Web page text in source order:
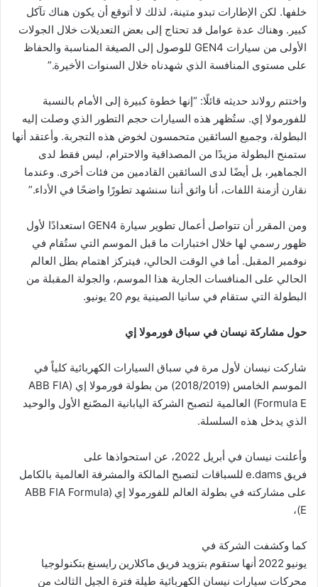
خلفها. لكن الإطارات تبدو متينة، لذلك لا أتوقع أن يكون هناك تآكل
كبير. وهناك عدة عوامل قد تحتاج إلى بعض التعديلات خلال الجولات
الأولى من سيارات GEN4 للوصول إلى الصيغة المناسبة والحفاظ
على مستوى المنافسة الذي شهدناه خلال السنوات الأخيرة.”
واختتم رولاند حديثه قائلًا: “إنها خطوة كبيرة إلى الأمام بالنسبة
للفورمولا إي. ستُظهر هذه السيارات حجم التطور الذي وصلت إليه
البطولة، وجميع السائقين متحمسون لخوض هذه التجربة. وأعتقد أنها
ستمنح البطولة مزيدًا من المصداقية والاحترام، ليس فقط لدى
الجماهير، بل أيضًا لدى السائقين القادمين من فئات أخرى. وعندما
نقارن أزمنة اللفات، أنا واثق أننا سنشهد تطورًا واضحًا في الأداء.”
ومن المقرر أن تتواصل أعمال تطوير سيارة GEN4 استعدادًا لأول
ظهور رسمي لها خلال اختبارات ما قبل الموسم التي ستُقام في
نوفمبر المقبل. أما في الوقت الحالي، فيتركز اهتمام بطل العالم
الحالي على المنافسات الجارية هذا الموسم، والجولة المقبلة من
البطولة التي ستقام في سانيا الصينية يوم 20 يونيو.
حول مشاركة نيسان في سباق فورمولا إي
شاركت نيسان لأول مرة في سباق السيارات الكهربائية كلياً في
الموسم الخامس (2018/2019) من بطولة فورمولا إي (ABB FIA
Formula E) العالمية لتصبح الشركة اليابانية المصّنع الأول والوحيد
الذي يدخل هذه السلسلة.
وأعلنت نيسان في أبريل 2022، عن استحواذها على
فريق e.dams للسباقات لتصبح المالكة والمشرفة العالمية بالكامل
على مشاركته في بطولة العالم للفورمولا إي (ABB FIA Formula
E)،
كما وكشفت الشركة في
يونيو 2022 أنها ستقوم بتزويد فريق ماكلارين رايسنغ بتكنولوجيا
محركات سيارات نيسان الكهربائية طيلة فترة الجيل الثالث من